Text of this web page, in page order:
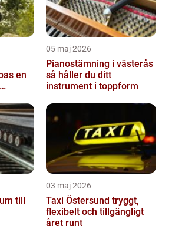
05 maj 2026
Pianostämning i västerås
så håller du ditt
instrument i toppform
03 maj 2026
Taxi Östersund tryggt,
flexibelt och tillgängligt
året runt